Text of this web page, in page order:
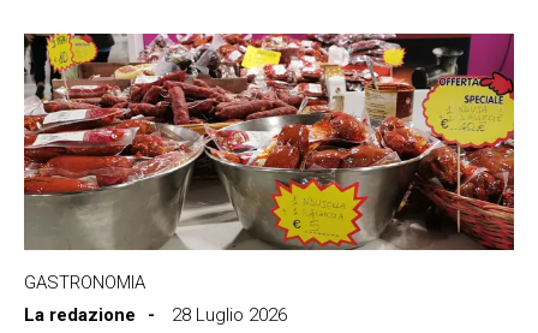
GASTRONOMIA
La redazione
28 Luglio 2026